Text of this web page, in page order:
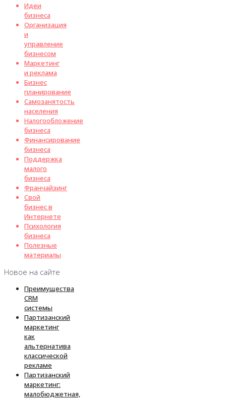
Идеи
бизнеса
Организация
и
управление
бизнесом
Маркетинг
и реклама
Бизнес
планирование
Самозанятость
населения
Налогообложение
бизнеса
Финансирование
бизнеса
Поддержка
малого
бизнеса
Франчайзинг
Свой
бизнес в
Интернете
Психология
бизнеса
Полезные
материалы
Новое на сайте
Преимущества
CRM
системы
Партизанский
маркетинг
как
альтернатива
классической
рекламе
Партизанский
маркетинг:
малобюджетная,